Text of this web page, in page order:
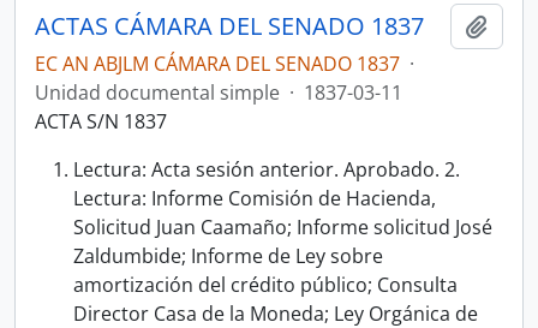
ACTAS CÁMARA DEL SENADO 1837
EC AN ABJLM CÁMARA DEL SENADO 1837 ·
Unidad documental simple · 1837-03-11
ACTA S/N 1837
Lectura: Acta sesión anterior. Aprobado. 2.
Lectura: Informe Comisión de Hacienda,
Solicitud Juan Caamaño; Informe solicitud José
Zaldumbide; Informe de Ley sobre
amortización del crédito público; Consulta
Director Casa de la Moneda; Ley Orgánica de